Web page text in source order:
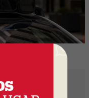
cumplir